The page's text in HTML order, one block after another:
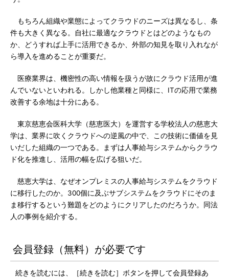
もちろん組織や業態によってクラウドのニーズは異なるし、条
件も大きく異なる。自社に最適なクラウドとはどのようなもの
か、どうすれば上手に活用できるか、外部の知見を取り入れなが
ら導入を進めることが重要だ。
医療業界は、機密性の高い情報を扱うが故にクラウド活用が進
んでいないといわれる。しかし他業種と同様に、ITの応用で業務
改善する余地は十分にある。
東京慈恵会医科大学（慈恵医大）を運営する学校法人の慈恵大
学は、業界に吹くクラウドへの逆風の中で、この技術に価値を見
いだした組織の一つである。まずは人事給与システムからクラウ
ド化を推進し、活用の幅を広げる狙いだ。
慈恵大学は、なぜオンプレミスの人事給与システムをクラウド
に移行したのか。300個に及ぶサブシステムをクラウドにそのま
ま移行するという難題をどのようにクリアしたのだろうか。同法
人の事例を紹介する。
会員登録（無料）が必要です
続きを読むには、［続きを読む］ボタンを押して会員登録あ